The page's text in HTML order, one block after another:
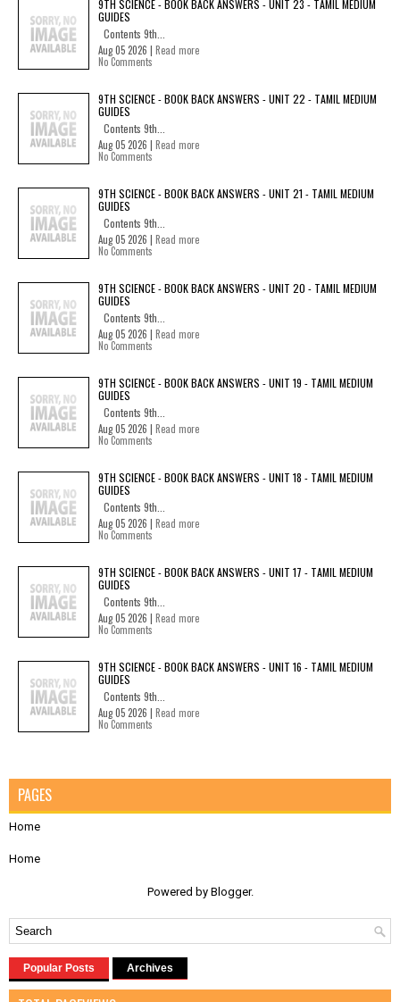
9TH SCIENCE - BOOK BACK ANSWERS - UNIT 23 - TAMIL MEDIUM
GUIDES
Contents 9th...
Aug 05 2026 | Read more
No Comments
9TH SCIENCE - BOOK BACK ANSWERS - UNIT 22 - TAMIL MEDIUM
GUIDES
Contents 9th...
Aug 05 2026 | Read more
No Comments
9TH SCIENCE - BOOK BACK ANSWERS - UNIT 21 - TAMIL MEDIUM
GUIDES
Contents 9th...
Aug 05 2026 | Read more
No Comments
9TH SCIENCE - BOOK BACK ANSWERS - UNIT 20 - TAMIL MEDIUM
GUIDES
Contents 9th...
Aug 05 2026 | Read more
No Comments
9TH SCIENCE - BOOK BACK ANSWERS - UNIT 19 - TAMIL MEDIUM
GUIDES
Contents 9th...
Aug 05 2026 | Read more
No Comments
9TH SCIENCE - BOOK BACK ANSWERS - UNIT 18 - TAMIL MEDIUM
GUIDES
Contents 9th...
Aug 05 2026 | Read more
No Comments
9TH SCIENCE - BOOK BACK ANSWERS - UNIT 17 - TAMIL MEDIUM
GUIDES
Contents 9th...
Aug 05 2026 | Read more
No Comments
9TH SCIENCE - BOOK BACK ANSWERS - UNIT 16 - TAMIL MEDIUM
GUIDES
Contents 9th...
Aug 05 2026 | Read more
No Comments
PAGES
Home
Home
Powered by Blogger.
Popular Posts Archives